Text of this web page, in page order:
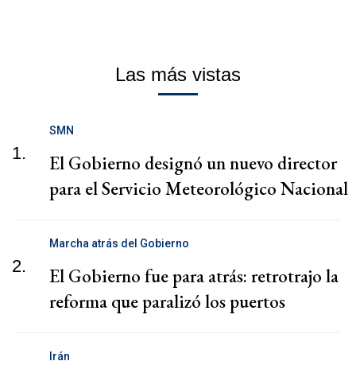
Las más vistas
1.
SMN
El Gobierno designó un nuevo director
para el Servicio Meteorológico Nacional
2.
Marcha atrás del Gobierno
El Gobierno fue para atrás: retrotrajo la
reforma que paralizó los puertos
Irán